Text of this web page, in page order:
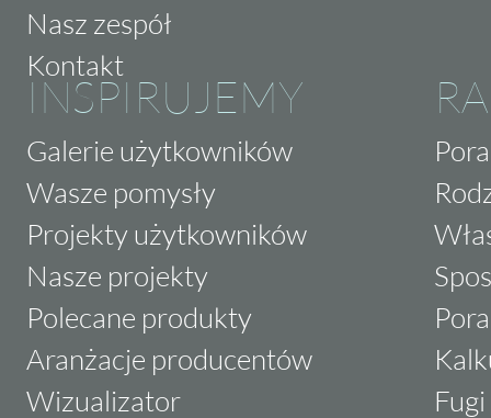
Nasz zespół
Kontakt
INSPIRUJEMY
Galerie użytkowników
Wasze pomysły
Projekty użytkowników
Nasze projekty
Polecane produkty
Aranżacje producentów
Wizualizator